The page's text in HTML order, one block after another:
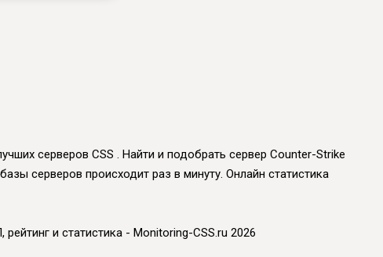
серверов CSS . Найти и подобрать сервер Counter-Strike
серверов происходит раз в минуту. Онлайн статистика
и статистика - Monitoring-CSS.ru 2026